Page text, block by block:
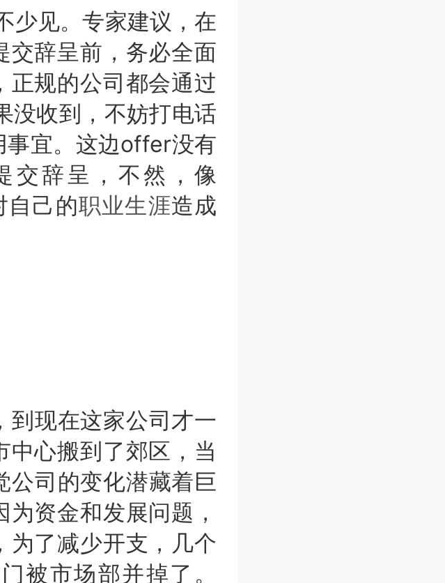
见。专家建议，在
交辞呈前，务必全面
正规的公司都会通过
没收到，不妨打电话
事宜。这边offer没有
交辞呈，不然，像
自己的职业生涯造成
现在这家公司才一
心搬到了郊区，当
公司的变化潜藏着巨
资金和发展问题，
为了减少开支，几个
被市场部并掉了。